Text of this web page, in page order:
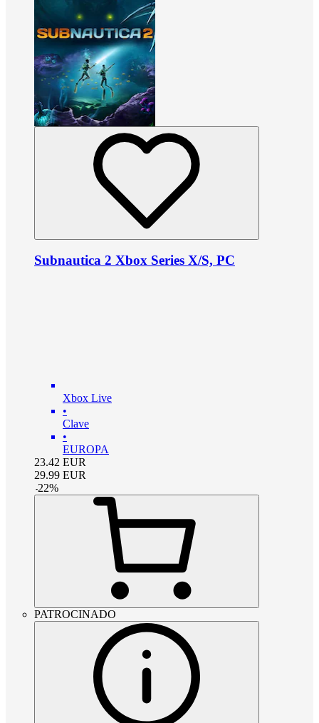
Subnautica 2 Xbox Series X/S, PC
Xbox Live
•
Clave
•
EUROPA
23.42 EUR
29.99 EUR
-22%
PATROCINADO